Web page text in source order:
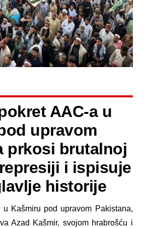
AAC-a u
upravom
prkosi brutalnoj
i ispisuje
historije
Kašmiru pod upravom Pakistana,
Azad Kašmir, svojom hrabrošću i